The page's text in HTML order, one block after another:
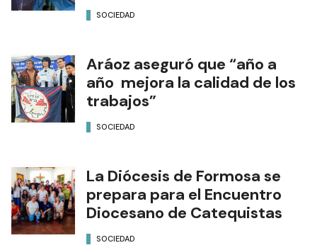
SOCIEDAD
Aráoz aseguró que “año a
año mejora la calidad de los
trabajos”
SOCIEDAD
La Diócesis de Formosa se
prepara para el Encuentro
Diocesano de Catequistas
SOCIEDAD